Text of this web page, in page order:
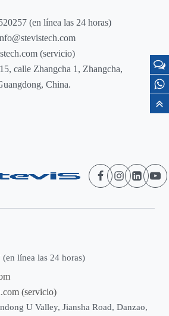
(en línea las 24 horas)
(servicio)
calle Zhangcha 1, Zhangcha,
China.
línea las 24 horas)
(servicio)
U Valley, Jiansha Road, Danzao,